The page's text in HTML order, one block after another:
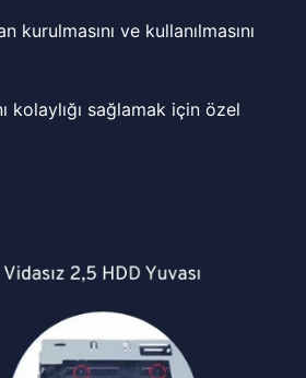
ve kullanılmasını
kolaylığı sağlamak için özel